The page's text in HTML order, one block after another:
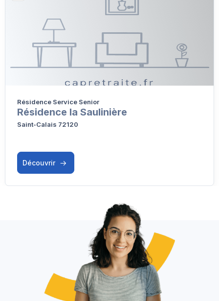
Résidence Service Senior
Résidence la Saulinière
Saint-Calais 72120
Découvrir